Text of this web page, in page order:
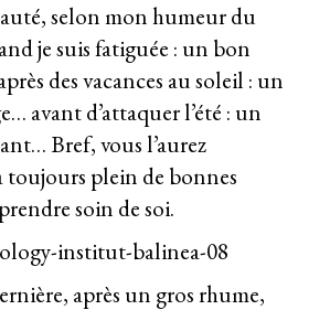
selon mon humeur du
je suis fatiguée : un bon
des vacances au soleil : un
avant d’attaquer l’été : un
Bref, vous l’aurez
toujours plein de bonnes
soin de soi.
après un gros rhume,